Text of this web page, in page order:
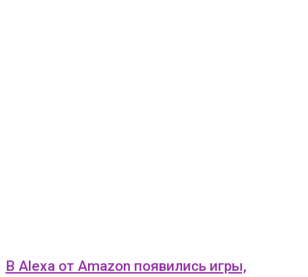
В Alexa от Amazon появились игры,